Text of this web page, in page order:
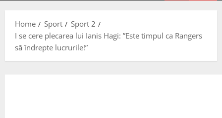
Home Sport
Sport 2
I se cere plecarea lui Ianis Hagi: ”Este timpul ca Rangers
să îndrepte lucrurile!”